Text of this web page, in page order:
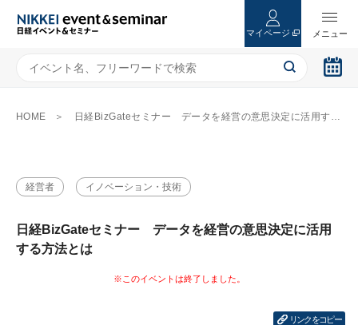
マイページ
HOME 日経BizGateセミナー データを経営の意思決定に活用する方法とは
経営者 イノベーション・技術
日経BizGateセミナー データを経営の意思決定に活用
する方法とは
リンクをコピー